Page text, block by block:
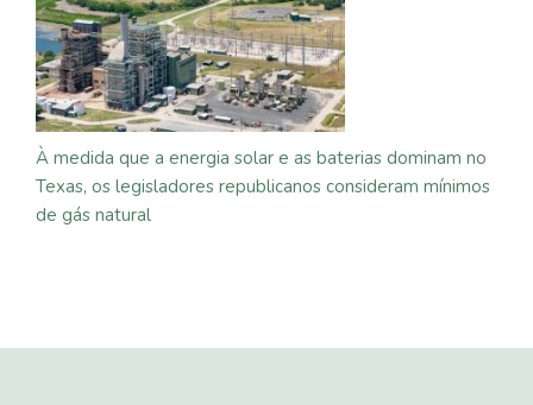
À medida que a energia solar e as baterias dominam no
Texas, os legisladores republicanos consideram mínimos
de gás natural